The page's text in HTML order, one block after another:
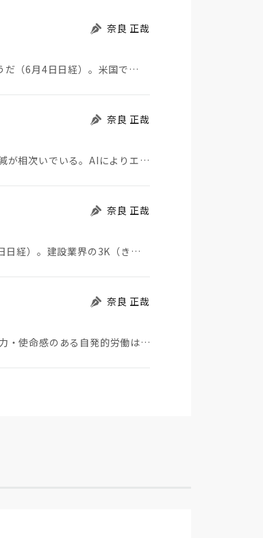
奈良 正哉
（6月4日日経）。米国で…
奈良 正哉
アマゾンやマイクロソフトなど、メガテック企業で大規模な人員削減が相次いでいる。AIによりエンジニア…
奈良 正哉
大手建設会社大林組が建設現場にカフェ風休憩所を作った（11月6日日経）。建設業界の3K（きつい、汚…
奈良 正哉
高市発言で一時話題になった「ワークライフバランス」。気力・体力・使命感のある自発的労働はこんな建前…